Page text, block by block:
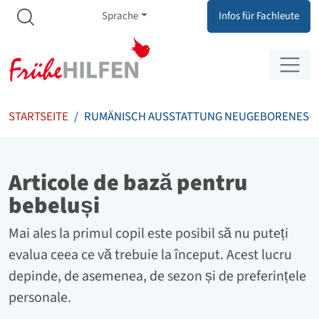
Zum Inhalt springen
Zur Navigation springen
Meta Navigation
Sprache Infos für Fachleute
STARTSEITE RUMÄNISCH AUSSTATTUNG NEUGEBORENES
Articole de bază pentru
bebeluși
Mai ales la primul copil este posibil să nu puteți
evalua ceea ce vă trebuie la început. Acest lucru
depinde, de asemenea, de sezon și de preferințele
personale.